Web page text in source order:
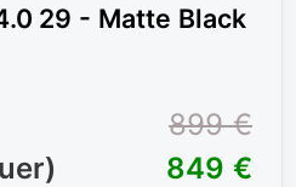
29 - Matte Black
899 €
849 €